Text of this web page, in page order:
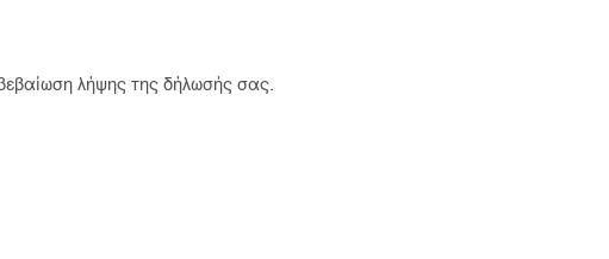
λήψης της δήλωσής σας.